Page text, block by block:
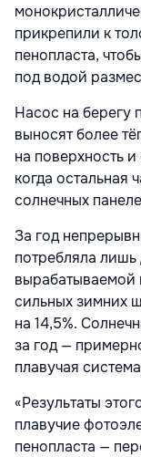
прикрепили к
пенопласта,
под водой
Насос на берегу
выносят более
на поверхность
когда остальная
солнечных
За год
потребляла
вырабатываемой
сильных зимних
на 14,5%.
за год —
плавучая
«Результаты
плавучие
пенопласта —